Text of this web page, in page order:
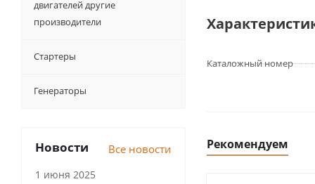
Каталожный номер
Рекомендуем
двигателей другие
производители
Стартеры
Генераторы
Новости Все новости
1 июня 2025